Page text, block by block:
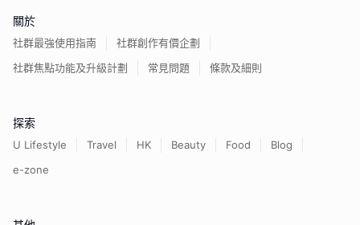
關於
社群最強使用指南
社群創作有價企劃
社群焦點功能及升級計劃
常見問題 條款及細則
探索
U Lifestyle Travel HK Beauty Food
Blog
e-zone